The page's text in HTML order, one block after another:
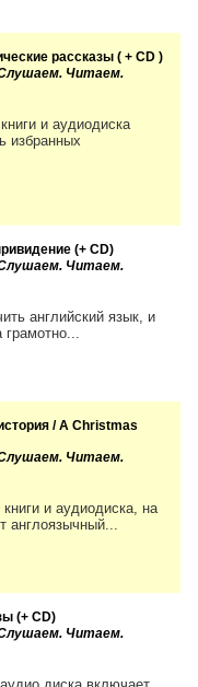
рассказы ( + CD )
Слушаем. Читаем.
и аудиодиска
избранных
(+ CD)
Слушаем. Читаем.
английский язык, и
грамотно...
/ A Christmas
Слушаем. Читаем.
и аудиодиска, на
англоязычный...
(+ CD)
Слушаем. Читаем.